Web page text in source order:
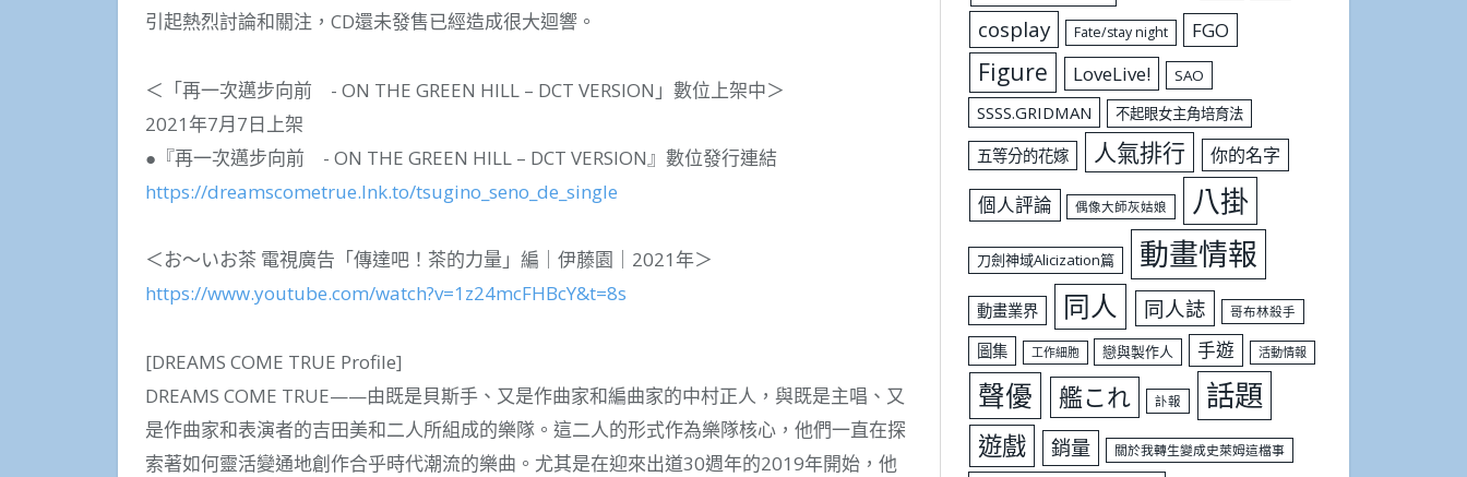
引起熱烈討論和關注，CD還未發售已經造成很大迴響。
＜「再一次邁步向前 - ON THE GREEN HILL – DCT VERSION」數位上架中＞
2021年7月7日上架
●『再一次邁步向前 - ON THE GREEN HILL – DCT VERSION』數位發行連結
https://dreamscometrue.lnk.to/tsugino_seno_de_single
＜お～いお茶 電視廣告「傳達吧！茶的力量」編｜伊藤園｜2021年＞
https://www.youtube.com/watch?v=1z24mcFHBcY&t=8s
[DREAMS COME TRUE Profile]
DREAMS COME TRUE——由既是貝斯手、又是作曲家和編曲家的中村正人，與既是主唱、又
是作曲家和表演者的吉田美和二人所組成的樂隊。這二人的形式作為樂隊核心，他們一直在探
索著如何靈活變通地創作合乎時代潮流的樂曲。尤其是在迎來出道30週年的2019年開始，他
cosplay Fate/stay night FGO
Figure LoveLive! SAO
SSSS.GRIDMAN 不起眼女主角培育法
五等分的花嫁 人氣排行 你的名字
個人評論 偶像大師灰姑娘 八掛
刀劍神域Alicization篇 動畫情報
動畫業界 同人 同人誌 哥布林殺手
圖集 工作細胞 戀與製作人 手遊 活動情報
聲優 艦これ 訃報 話題
遊戲 銷量 關於我轉生變成史萊姆這檔事